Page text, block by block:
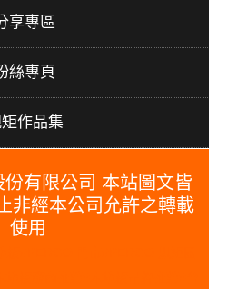
享專區
絲專頁
作品集
有限公司 本站圖文皆
非經本公司允許之轉載
使用